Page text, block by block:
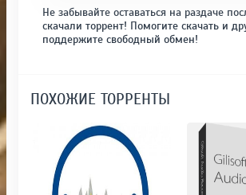
Не забывайте оставаться на раздаче
скачали торрент! Помогите скачать и
поддержите свободный обмен!
ПОХОЖИЕ ТОРРЕНТЫ